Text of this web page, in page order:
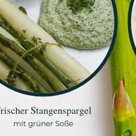
Stangenspargel
mit grüner Soße